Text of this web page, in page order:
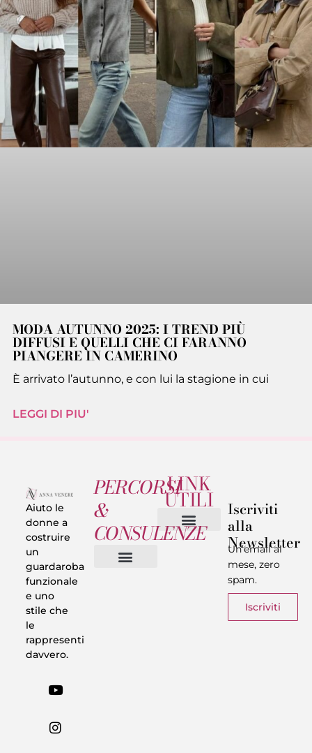
MODA AUTUNNO 2025: I TREND PIÙ
DIFFUSI E QUELLI CHE CI FARANNO
PIANGERE IN CAMERINO
È arrivato l’autunno, e con lui la stagione in cui
LEGGI DI PIU'
Aiuto le
donne a
costruire
un
guardaroba
funzionale
e uno
stile che
le
rappresenti
davvero.
PERCORSI
&
CONSULENZE
LINK
UTILI Iscriviti
alla
Newsletter
Un’email al
mese, zero
spam.
Iscriviti